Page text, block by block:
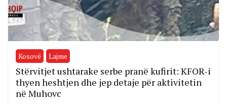
Kosovë Lajme
Stërvitjet ushtarake serbe pranë kufirit: KFOR-i
thyen heshtjen dhe jep detaje për aktivitetin
në Muhovc